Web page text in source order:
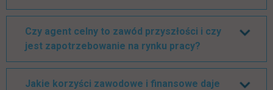
Czy agent celny to zawód przyszłości i czy
jest zapotrzebowanie na rynku pracy?
Jakie korzyści zawodowe i finansowe daje